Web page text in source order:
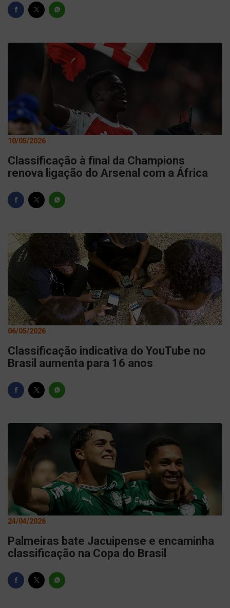
10/05/2026
Classificação à final da Champions
renova ligação do Arsenal com a África
06/05/2026
Classificação indicativa do YouTube no
Brasil aumenta para 16 anos
24/04/2026
Palmeiras bate Jacuipense e encaminha
classificação na Copa do Brasil